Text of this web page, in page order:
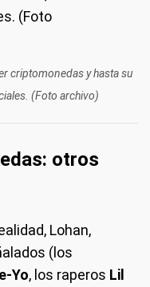
criptomonedas y hasta su
(Foto archivo)
otros
Lohan,
(los
Yo, los raperos Lil